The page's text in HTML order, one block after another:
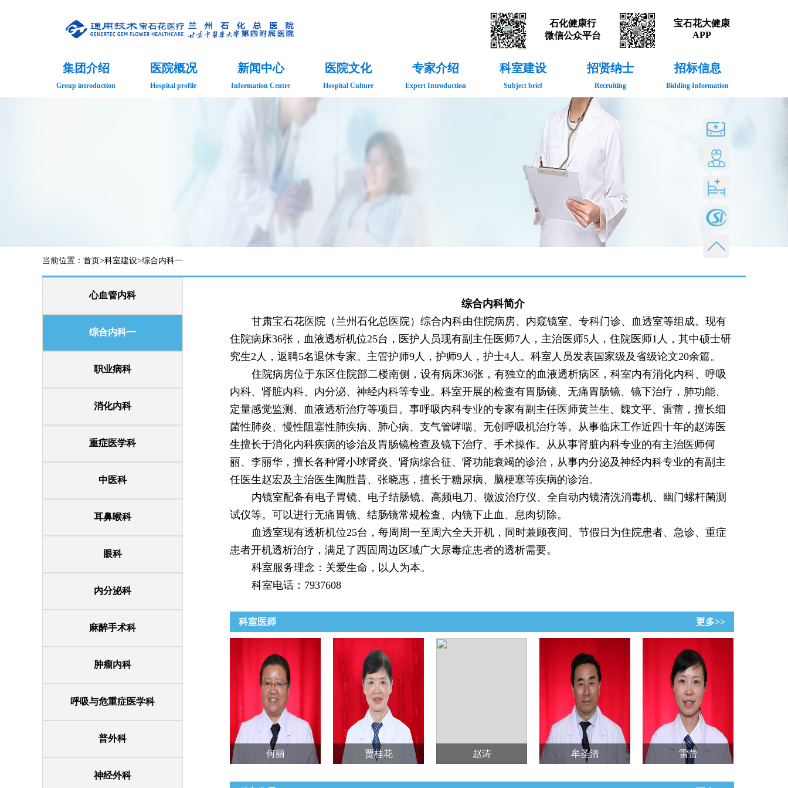
宝石花大健康
APP
石化健康行
微信公众平台
集团介绍
Group introduction
医院概况
Hospital profile
新闻中心
Information Centre
医院文化
Hospital Culture
专家介绍
Expert Introduction
科室建设
Subject brief
招贤纳士
Recruiting
招标信息
Bidding Information
当前位置： 首页>科室建设>综合内科一
心血管内科
综合内科一
职业病科
消化内科
重症医学科
中医科
耳鼻喉科
眼科
内分泌科
麻醉手术科
肿瘤内科
呼吸与危重症医学科
普外科
神经外科
综合内科简介
甘肃宝石花医院（兰州石化总医院）综合内科由住院病房、内窥镜室、专科门诊、血透室等组成。现有
住院病床36张，血液透析机位25台，医护人员现有副主任医师7人，主治医师5人，住院医师1人，其中硕士研
究生2人，返聘5名退休专家。主管护师9人，护师9人，护士4人。科室人员发表国家级及省级论文20余篇。
住院病房位于东区住院部二楼南侧，设有病床36张，有独立的血液透析病区，科室内有消化内科、呼吸
内科、肾脏内科、内分泌、神经内科等专业。科室开展的检查有胃肠镜、无痛胃肠镜、镜下治疗，肺功能、
定量感觉监测、血液透析治疗等项目。事呼吸内科专业的专家有副主任医师黄兰生、魏文平、雷蕾，擅长细
菌性肺炎、慢性阻塞性肺疾病、肺心病、支气管哮喘、无创呼吸机治疗等。从事临床工作近四十年的赵涛医
生擅长于消化内科疾病的诊治及胃肠镜检查及镜下治疗、手术操作。从从事肾脏内科专业的有主治医师何
丽、李丽华，擅长各种肾小球肾炎、肾病综合征、肾功能衰竭的诊治，从事内分泌及神经内科专业的有副主
任医生赵宏及主治医生陶胜昔、张晓惠，擅长于糖尿病、脑梗塞等疾病的诊治。
内镜室配备有电子胃镜、电子结肠镜、高频电刀、微波治疗仪、全自动内镜清洗消毒机、幽门螺杆菌测
试仪等。可以进行无痛胃镜、结肠镜常规检查、内镜下止血、息肉切除。
血透室现有透析机位25台，每周周一至周六全天开机，同时兼顾夜间、节假日为住院患者、急诊、重症
患者开机透析治疗，满足了西固周边区域广大尿毒症患者的透析需要。
科室服务理念：关爱生命，以人为本。
科室电话：7937608
科室医师 更多>>
何丽 贾桂花 赵涛 牟圣清 雷蕾